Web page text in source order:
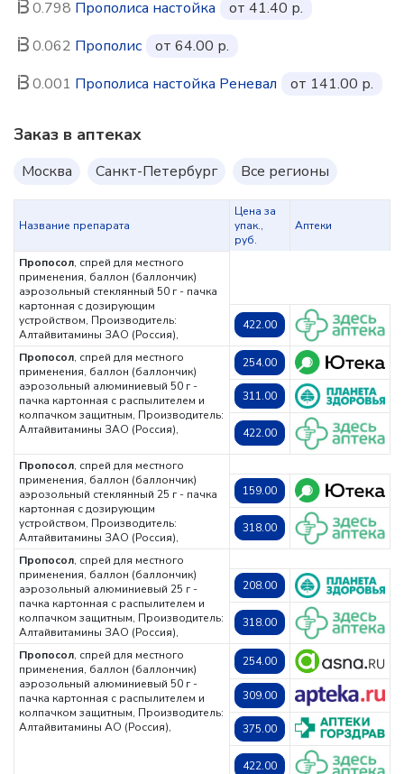
0.798 Прополиса настойка
от 41.40 р.
0.062 Прополис
от 64.00 р.
0.001 Прополиса настойка Реневал от 141.00 р.
Заказ в аптеках
Москва Санкт-Петербург Все регионы
Название препарата
Цена за
упак.,
руб.
Аптеки
Пропосол, спрей для местного
применения, баллон (баллончик)
аэрозольный стеклянный 50 г - пачка
картонная с дозирующим
устройством, Производитель:
Алтайвитамины ЗАО (Россия),
422.00
Пропосол, спрей для местного
применения, баллон (баллончик)
аэрозольный алюминиевый 50 г -
пачка картонная с распылителем и
колпачком защитным, Производитель:
Алтайвитамины ЗАО (Россия),
254.00
311.00
422.00
Пропосол, спрей для местного
применения, баллон (баллончик)
аэрозольный стеклянный 25 г - пачка
картонная с дозирующим
устройством, Производитель:
Алтайвитамины ЗАО (Россия),
159.00
318.00
Пропосол, спрей для местного
применения, баллон (баллончик)
аэрозольный алюминиевый 25 г -
пачка картонная с распылителем и
колпачком защитным, Производитель:
Алтайвитамины ЗАО (Россия),
208.00
318.00
Пропосол, спрей для местного
применения, баллон (баллончик)
аэрозольный алюминиевый 50 г -
пачка картонная с распылителем и
колпачком защитным, Производитель:
Алтайвитамины АО (Россия),
254.00
309.00
375.00
422.00